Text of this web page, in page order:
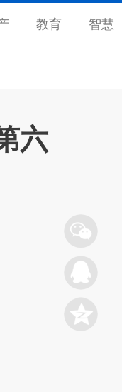
教育 智慧
六